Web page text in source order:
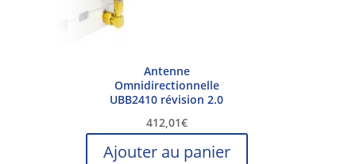
Antenne
Omnidirectionnelle
UBB2410 révision 2.0
412,01€
Ajouter au panier